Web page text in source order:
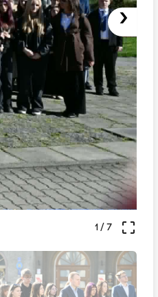
›
crop_free
1 / 7